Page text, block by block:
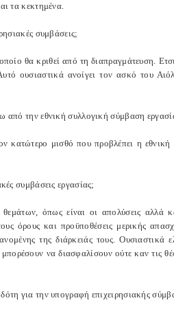
τα κεκτημένα.
συμβάσεις;
θα κριθεί από τη διαπραγμάτευση.
ουσιαστικά ανοίγει τον ασκό του
από την εθνική συλλογική σύμβαση
κατώτερο μισθό που προβλέπει η
συμβάσεις εργασίας;
όπως είναι οι απολύσεις αλλά
όρους και προϋποθέσεις μερικής
της διάρκειάς τους. Ουσιαστικά
να διασφαλίσουν ούτε καν τις
για την υπογραφή επιχειρησιακής